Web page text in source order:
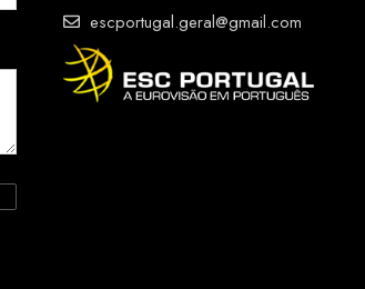
escportugal.geral@gmail.com